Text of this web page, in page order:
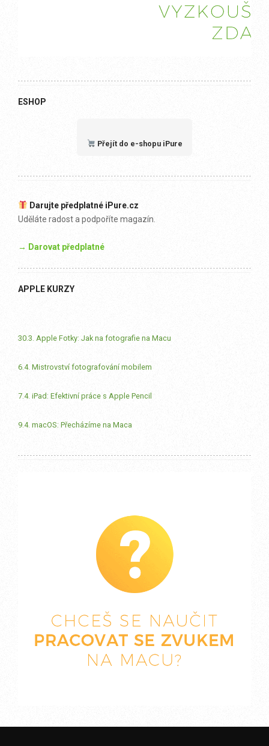
ESHOP
Přejít do e-shopu iPure
Darujte předplatné iPure.cz
Uděláte radost a podpoříte magazín.
→ Darovat předplatné
APPLE KURZY
30.3. Apple Fotky: Jak na fotografie na Macu
6.4. Mistrovství fotografování mobilem
7.4. iPad: Efektivní práce s Apple Pencil
9.4. macOS: Přecházíme na Maca